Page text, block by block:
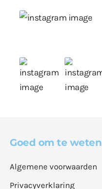
Goed om te weten
Algemene voorwaarden
Privacyverklaring